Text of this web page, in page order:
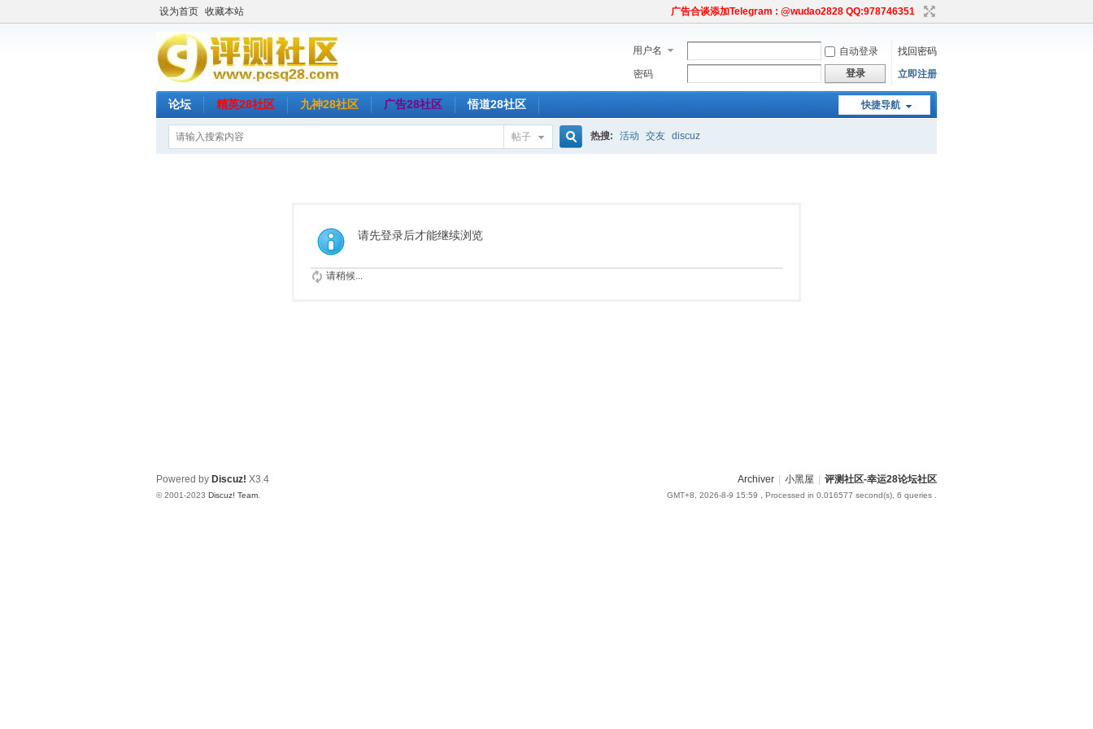
设为首页 收藏本站 广告合谈添加Telegram : @wudao2828 QQ:978746351
用户名 自动登录
找回密码
密码
登录 立即注册
快捷导航
论坛 精英28社区 九神28社区 广告28社区 悟道28社区
帖子 热搜: 活动 交友 discuz
请先登录后才能继续浏览
请稍候...
Archiver 小黑屋 评测社区-幸运28论坛社区
GMT+8, 2026-8-9 15:59 , Processed in 0.016577 second(s), 6 queries .
Powered by Discuz! X3.4
© 2001-2023 Discuz! Team